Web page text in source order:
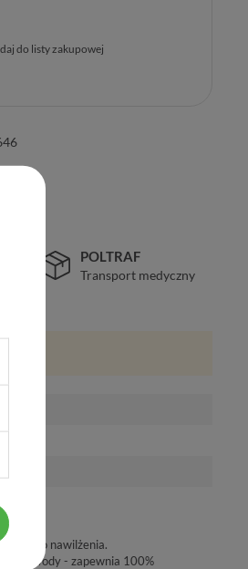
do listy zakupowej
POLTRAF
Transport medyczny
nawilżenia.
wody - zapewnia 100%